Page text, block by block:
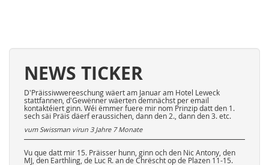
NEWS TICKER
D'Präissiwwereeschung wäert am Januar am Hotel Leweck
stattfannen, d'Gewënner wäerten demnächst per email
kontaktéiert ginn. Wéi ëmmer fuere mir nom Prinzip datt den 1.
sech säi Präis däerf eraussichen, dann den 2., dann den 3. etc.
vum Swissman virun 3 Jahre 7 Monate
Vu que datt mir 15. Präisser hunn, ginn och den Nic Antony, den
MJ, den Earthling, de Luc R. an de Chrëscht op de Plazen 11-15.